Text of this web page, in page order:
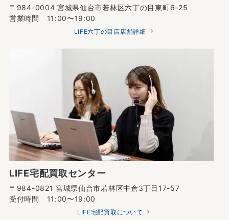
〒984-0004 宮城県仙台市若林区六丁の目東町6-25
営業時間 11:00〜19:00
LIFE六丁の目店店舗詳細
LIFE宅配買取センター
〒984-0821 宮城県仙台市若林区中倉3丁目17-57
受付時間 11:00〜19:00
LIFE宅配買取について